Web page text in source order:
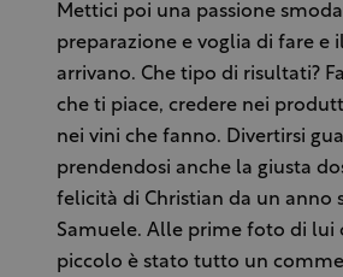
Mettici poi una passione
preparazione e voglia di fare e
arrivano. Che tipo di risultati?
che ti piace, credere nei
nei vini che fanno. Divertirsi
prendendosi anche la giusta
felicità di Christian da un anno
Samuele. Alle prime foto di lui
piccolo è stato tutto un